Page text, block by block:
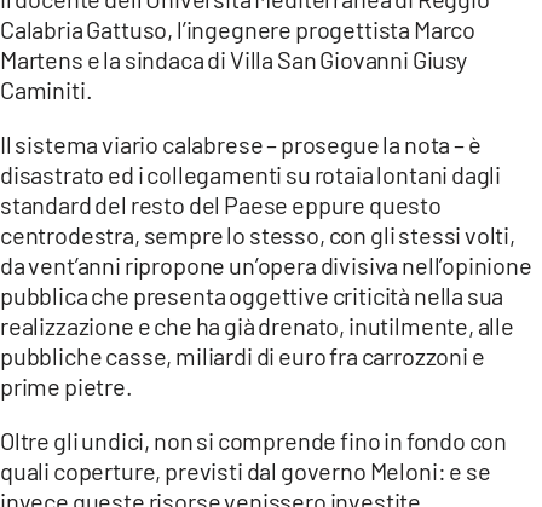
Calabria Gattuso, l’ingegnere progettista Marco
Martens e la sindaca di Villa San Giovanni Giusy
Caminiti.
Il sistema viario calabrese – prosegue la nota – è
disastrato ed i collegamenti su rotaia lontani dagli
standard del resto del Paese eppure questo
centrodestra, sempre lo stesso, con gli stessi volti,
da vent’anni ripropone un’opera divisiva nell’opinione
pubblica che presenta oggettive criticità nella sua
realizzazione e che ha già drenato, inutilmente, alle
pubbliche casse, miliardi di euro fra carrozzoni e
prime pietre.
Oltre gli undici, non si comprende fino in fondo con
quali coperture, previsti dal governo Meloni: e se
invece queste risorse venissero investite